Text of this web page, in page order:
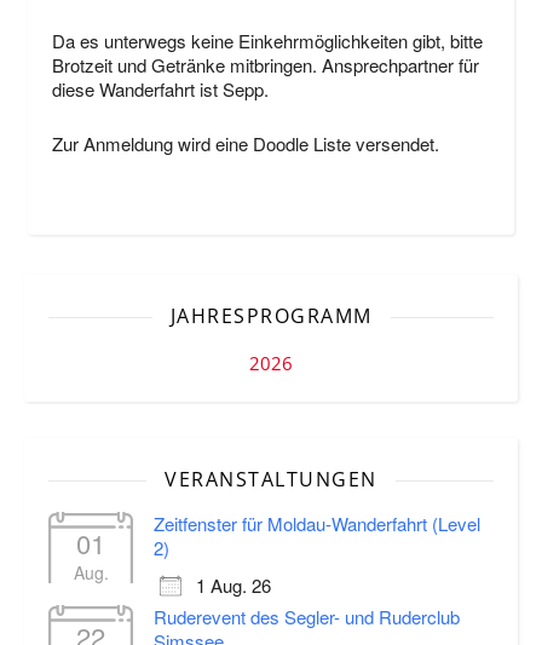
Da es unterwegs keine Einkehrmöglichkeiten gibt, bitte
Brotzeit und Getränke mitbringen. Ansprechpartner für
diese Wanderfahrt ist Sepp.
Zur Anmeldung wird eine Doodle Liste versendet.
JAHRESPROGRAMM
2026
VERANSTALTUNGEN
01
Aug.
Zeitfenster für Moldau-Wanderfahrt (Level
2)
1 Aug. 26
22
Ruderevent des Segler- und Ruderclub